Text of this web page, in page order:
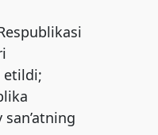
etildi;